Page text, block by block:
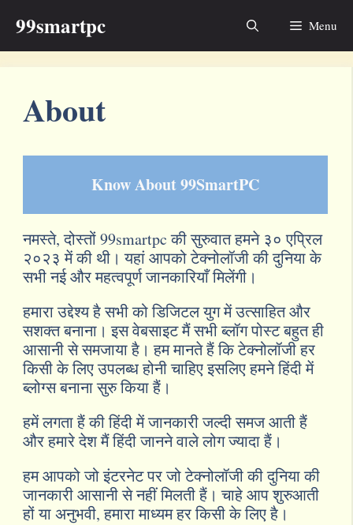
content
99smartpc Menu
About
Know About 99SmartPC
नमस्ते, दोस्तों 99smartpc की सुरुवात हमने ३० एप्रिल
२०२३ में की थी। यहां आपको टेक्नोलॉजी की दुनिया के
सभी नई और महत्वपूर्ण जानकारियाँ मिलेंगी।
हमारा उद्देश्य है सभी को डिजिटल युग में उत्साहित और
सशक्त बनाना। इस वेबसाइट मैं सभी ब्लॉग पोस्ट बहुत ही
आसानी से समजाया है। हम मानते हैं कि टेक्नोलॉजी हर
किसी के लिए उपलब्ध होनी चाहिए इसलिए हमने हिंदी में
ब्लोग्स बनाना सुरु किया हैं।
हमें लगता हैं की हिंदी में जानकारी जल्दी समज आती हैं
और हमारे देश मैं हिंदी जानने वाले लोग ज्यादा हैं।
हम आपको जो इंटरनेट पर जो टेक्नोलॉजी की दुनिया की
जानकारी आसानी से नहीं मिलती हैं। चाहे आप शुरुआती
हों या अनुभवी, हमारा माध्यम हर किसी के लिए है।